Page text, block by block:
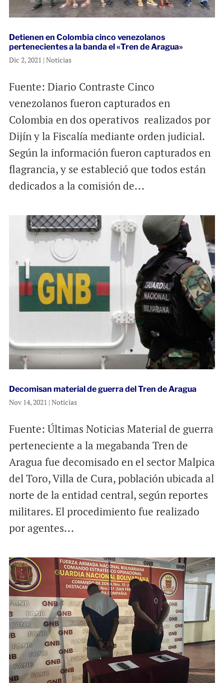
Detienen en Colombia cinco venezolanos
pertenecientes a la banda el «Tren de Aragua»
Dic 2, 2021 | Noticias
Fuente: Diario Contraste Cinco
venezolanos fueron capturados en
Colombia en dos operativos realizados por
Dijín y la Fiscalía mediante orden judicial.
Según la información fueron capturados en
flagrancia, y se estableció que todos están
dedicados a la comisión de...
Decomisan material de guerra del Tren de Aragua
Nov 14, 2021 | Noticias
Fuente: Últimas Noticias Material de guerra
perteneciente a la megabanda Tren de
Aragua fue decomisado en el sector Malpica
del Toro, Villa de Cura, población ubicada al
norte de la entidad central, según reportes
militares. El procedimiento fue realizado
por agentes...